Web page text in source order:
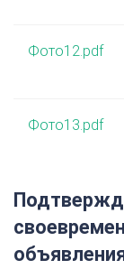
Фото12.pdf
Фото13.pdf